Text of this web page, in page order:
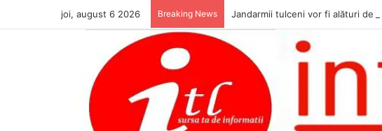
joi, august 6 2026 Breaking News Jandarmii tulceni vor fi alături de